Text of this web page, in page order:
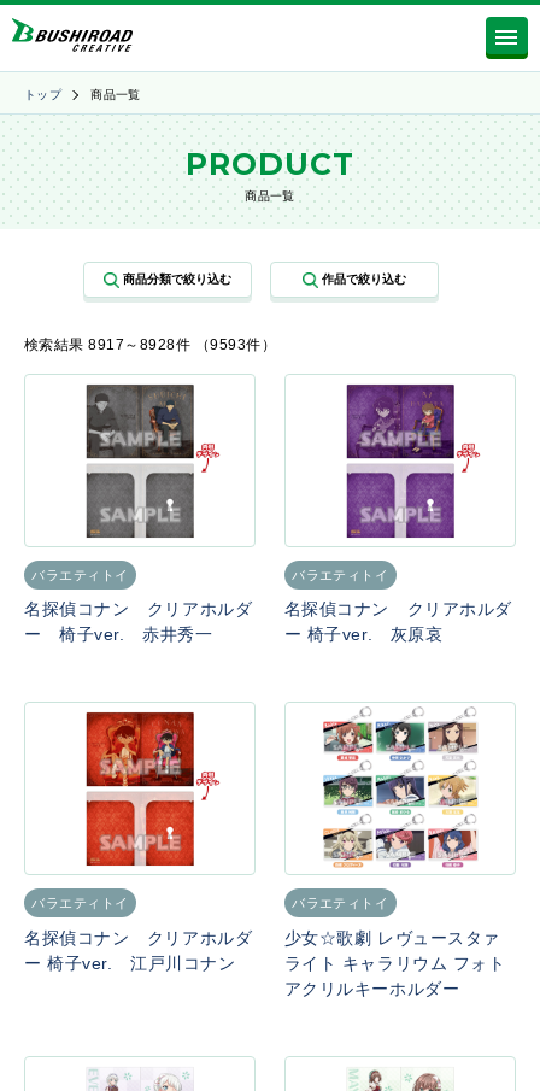
トップ 商品一覧
PRODUCT
商品一覧
検索結果 8917～8928件 （9593件）
バラエティトイ
名探偵コナン クリアホルダ
ー 椅子ver. 赤井秀一
バラエティトイ
名探偵コナン クリアホルダ
ー 椅子ver. 灰原哀
バラエティトイ
名探偵コナン クリアホルダ
ー 椅子ver. 江戸川コナン
バラエティトイ
少女☆歌劇 レヴュースタァ
ライト キャラリウム フォト
アクリルキーホルダー